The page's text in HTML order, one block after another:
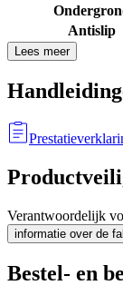
Antislip
Lees meer
Verantwoordelijk
informatie over de
Bestel- en